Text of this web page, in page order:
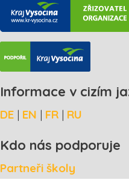
Informace v cizím
DE | EN | FR | RU
Kdo nás podporuje
Partneři školy